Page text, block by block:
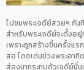
ไปชมพระเจดีย์สวยๆ กัน
สำหรับพระเจดีย์จะตั้งอยู่
เพราะถูกสร้างขึ้นครั้งแ
สอ โดดเด่นช่วงพระอาทิ
ส่องมากระทบตัวเจดีย์นั่